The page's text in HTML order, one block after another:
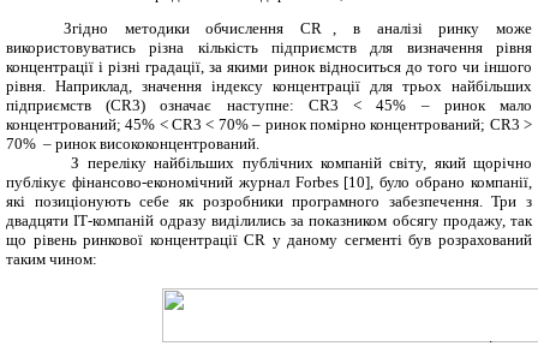
Згідно методики обчисленняCR
, в аналізі ринку може
використовуватись різна кількість підприємств для визначення рівня
концентрації і різні градації, за якими ринок відноситься до того чи іншого
рівня. Наприклад, значення індексу концентрації для трьох найбільших
підприємств (CR3)означає наступне: CR3 < 45% – ринок мало
концентрований; 45% < CR3 < 70% – ринок помірно концентрований; CR3 >
70% – ринок висококонцентрований.
З переліку найбільших публічних компаній світу, який щорічно
публікує фінансово-економічний журнал Forbes[10], було обрано компанії,
які позиціонують себе як розробники програмного забезпечення. Три з
двадцяти ІТ-компаній одразу виділились за показником обсягу продажу, так
що рівень ринкової концентраціїCR у даному сегменті був розрахований
таким чином: